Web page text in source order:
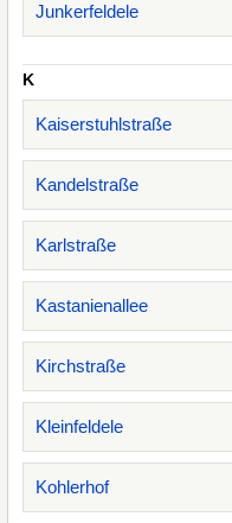
Junkerfeldele
K
Kaiserstuhlstraße
Kandelstraße
Karlstraße
Kastanienallee
Kirchstraße
Kleinfeldele
Kohlerhof